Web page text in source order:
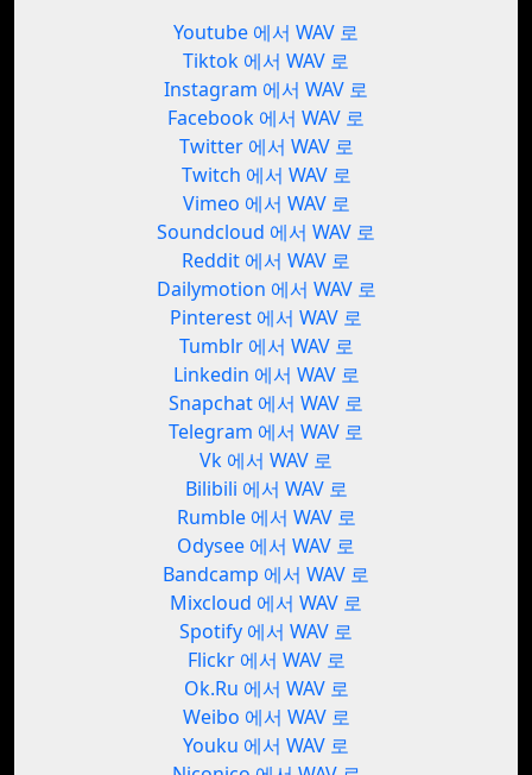
Youtube 에서 WAV 로
Tiktok 에서 WAV 로
Instagram 에서 WAV 로
Facebook 에서 WAV 로
Twitter 에서 WAV 로
Twitch 에서 WAV 로
Vimeo 에서 WAV 로
Soundcloud 에서 WAV 로
Reddit 에서 WAV 로
Dailymotion 에서 WAV 로
Pinterest 에서 WAV 로
Tumblr 에서 WAV 로
Linkedin 에서 WAV 로
Snapchat 에서 WAV 로
Telegram 에서 WAV 로
Vk 에서 WAV 로
Bilibili 에서 WAV 로
Rumble 에서 WAV 로
Odysee 에서 WAV 로
Bandcamp 에서 WAV 로
Mixcloud 에서 WAV 로
Spotify 에서 WAV 로
Flickr 에서 WAV 로
Ok.Ru 에서 WAV 로
Weibo 에서 WAV 로
Youku 에서 WAV 로